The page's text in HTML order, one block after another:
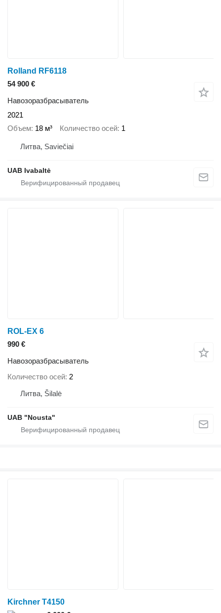
Rolland RF6118
54 900 €
Навозоразбрасыватель
2021
Объем 18 м³ Количество осей 1
Литва, Saviečiai
UAB Ivabaltė
ROL-EX 6
990 €
Навозоразбрасыватель
Количество осей 2
Литва, Šilalė
UAB "Nousta"
Kirchner T4150